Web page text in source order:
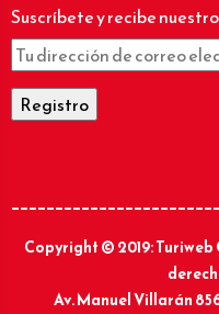
Suscríbete y recibe
Copyright © 2019: Turiweb
Av. Manuel Villarán